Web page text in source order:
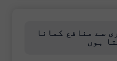
سے منافع کمانا
ہوں